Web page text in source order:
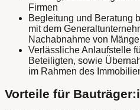
Firmen
Begleitung und Beratung
mit dem
Nachabnahme von
Verlässliche Anlaufstelle
Beteiligten, sowie
im Rahmen des
Vorteile für